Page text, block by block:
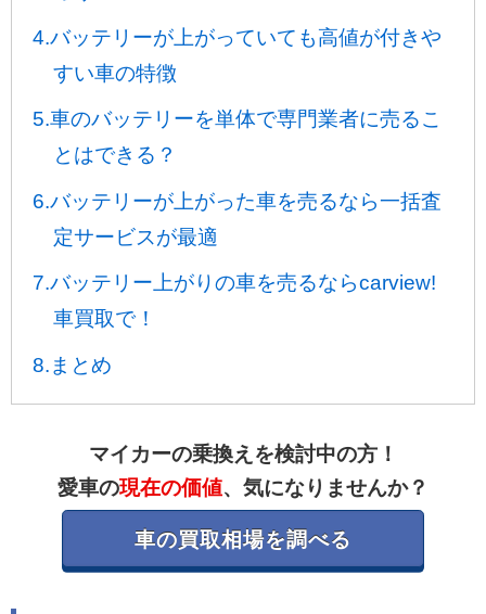
4.バッテリーが上がっていても高値が付きや
すい車の特徴
5.車のバッテリーを単体で専門業者に売るこ
とはできる？
6.バッテリーが上がった車を売るなら一括査
定サービスが最適
7.バッテリー上がりの車を売るならcarview!
車買取で！
8.まとめ
マイカーの乗換えを検討中の方！
愛車の現在の価値、気になりませんか？
車の買取相場を調べる